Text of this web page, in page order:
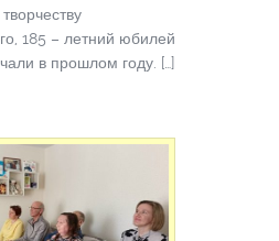
185 – летний юбилей
в прошлом году. […]